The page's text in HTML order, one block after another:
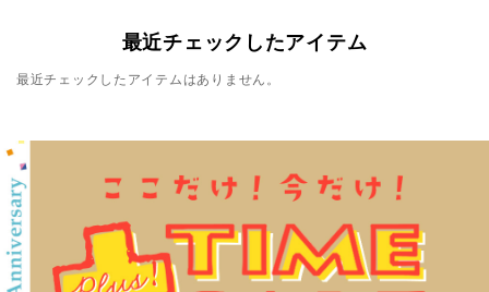
最近チェックしたアイテム
最近チェックしたアイテムはありません。